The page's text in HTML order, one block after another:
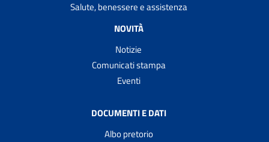
Salute, benessere e assistenza
NOVITÀ
Notizie
Comunicati stampa
Eventi
DOCUMENTI E DATI
Albo pretorio